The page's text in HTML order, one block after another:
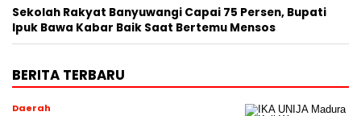
Sekolah Rakyat Banyuwangi Capai 75 Persen, Bupati
Ipuk Bawa Kabar Baik Saat Bertemu Mensos
BERITA TERBARU
Daerah